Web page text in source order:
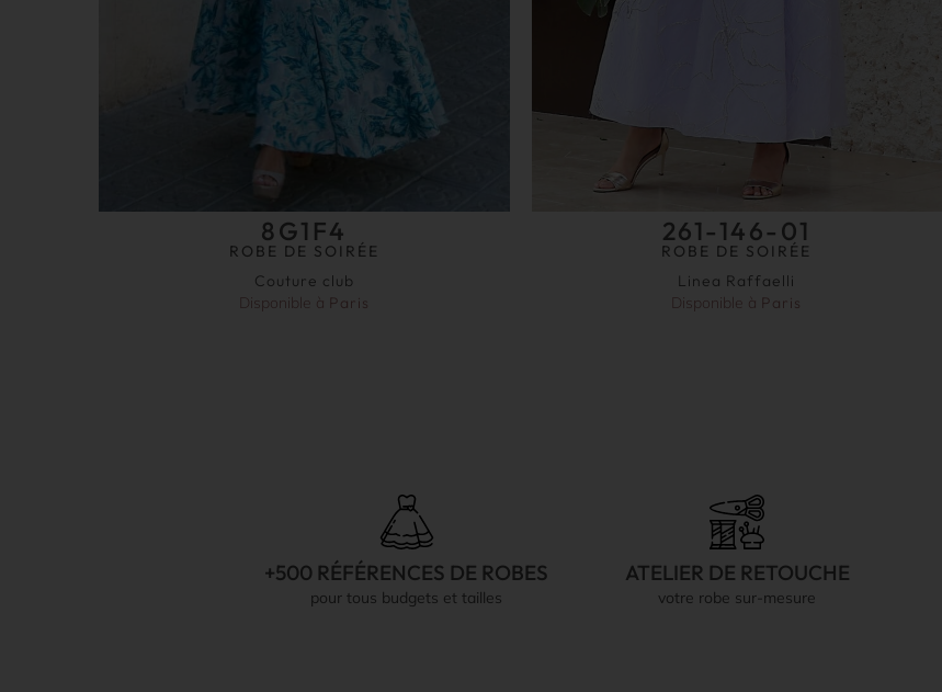
8G1F4
ROBE DE SOIRÉE
Couture club
Disponible à Paris
261-146-01
ROBE DE SOIRÉE
Linea Raffaelli
Disponible à Paris
+500 RÉFÉRENCES DE ROBES
pour tous budgets et tailles
ATELIER DE RETOUCHE
votre robe sur-mesure